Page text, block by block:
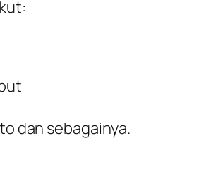
dan sebagainya.